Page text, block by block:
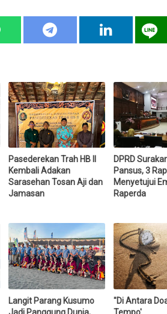
Pasederekan Trah HB II
Kembali Adakan
Sarasehan Tosan Aji dan
Jamasan
DPRD
Pansus, 3
Menyetujui
Raperda
Langit Parang Kusumo
"Di Antara